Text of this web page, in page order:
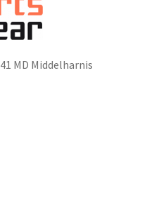
MD Middelharnis